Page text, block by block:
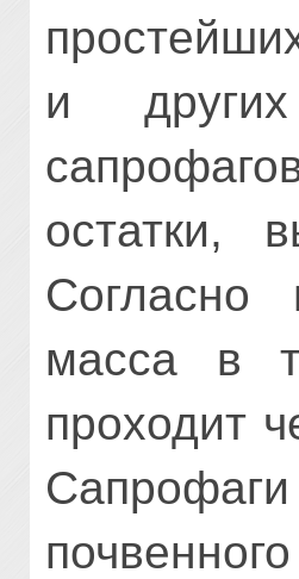
и
остатки,
Согласно
масса в
проходит